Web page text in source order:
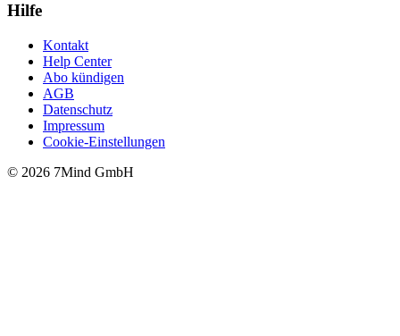
Hilfe
Kontakt
Help Center
Abo kündigen
AGB
Datenschutz
Impressum
Cookie-Einstellungen
© 2026 7Mind GmbH